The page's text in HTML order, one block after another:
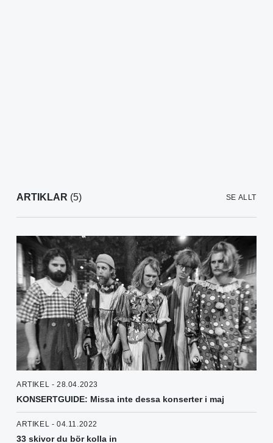
ARTIKLAR (5) SE ALLT
ARTIKEL - 28.04.2023
KONSERTGUIDE: Missa inte dessa konserter i maj
ARTIKEL - 04.11.2022
33 skivor du bör kolla in